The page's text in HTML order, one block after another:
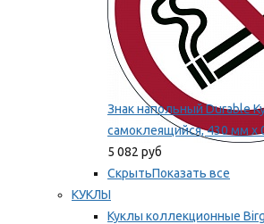
Знак напольный Durable
самоклеящийся, 430 мм х
5 082 руб
СкрытьПоказать все
КУКЛЫ
Куклы коллекционные